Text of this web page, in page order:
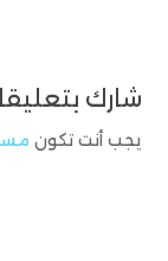
شارك
يجب أنت تكون